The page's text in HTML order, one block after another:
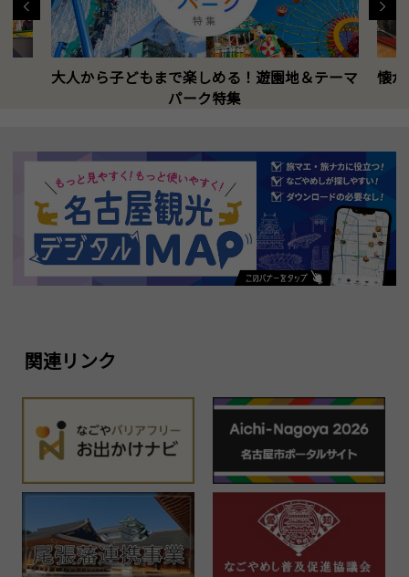
大人から子どもまで楽しめる！遊園地＆テーマ
パーク特集
懐
関連リンク